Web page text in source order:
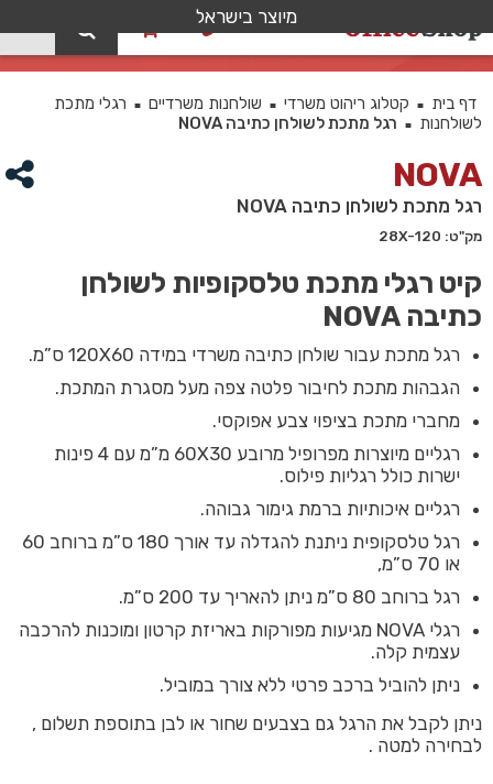
מיוצר בישראל
רגל מתכת לשולחן כתיבה NOVA
דף בית ■ קטלוג ריהוט משרדי ■ שולחנות משרדיים ■
רגלי מתכת
לשולחנות
■ רגל מתכת לשולחן כתיבה NOVA
NOVA
רגל מתכת לשולחן כתיבה NOVA
מק"ט: 28X-120
קיט רגלי מתכת טלסקופיות לשולחן
כתיבה NOVA
רגל מתכת עבור שולחן כתיבה משרדי במידה 120X60 ס”מ.
הגבהות מתכת לחיבור פלטה צפה מעל מסגרת המתכת.
מחברי מתכת בציפוי צבע אפוקסי.
רגליים מיוצרות מפרופיל מרובע 60X30 מ”מ עם 4 פינות
ישרות כולל רגליות פילוס.
רגליים איכותיות ברמת גימור גבוהה.
רגל טלסקופית ניתנת להגדלה עד אורך 180 ס”מ ברוחב 60
או 70 ס”מ,
רגל ברוחב 80 ס”מ ניתן להאריך עד 200 ס”מ.
רגלי NOVA מגיעות מפורקות באריזת קרטון ומוכנות להרכבה
עצמית קלה.
ניתן להוביל ברכב פרטי ללא צורך במוביל.
ניתן לקבל את הרגל גם בצבעים שחור או לבן בתוספת תשלום ,
לבחירה למטה .